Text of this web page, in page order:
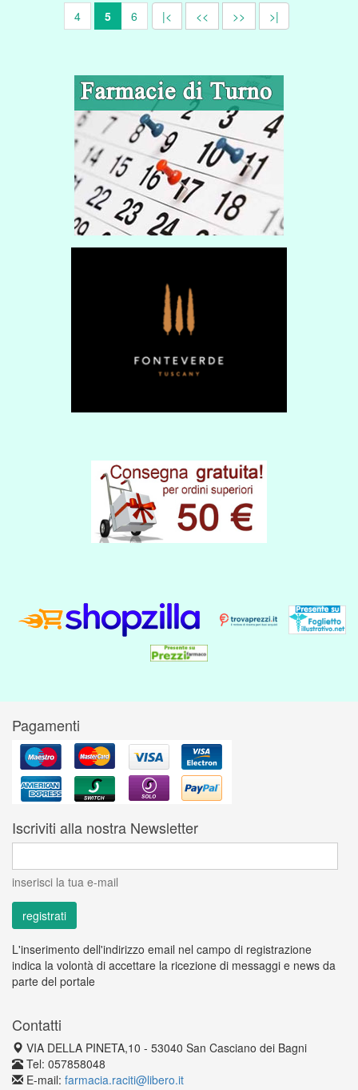
|< <<
4 5 6 >> >|
Pagamenti
Iscriviti alla nostra Newsletter
inserisci la tua e-mail
L'inserimento dell'indirizzo email nel campo di registrazione
indica la volontà di accettare la ricezione di messaggi e news da
parte del portale
Contatti
VIA DELLA PINETA,10 - 53040 San Casciano dei Bagni
Tel: 057858048
E-mail: farmacia.raciti@libero.it